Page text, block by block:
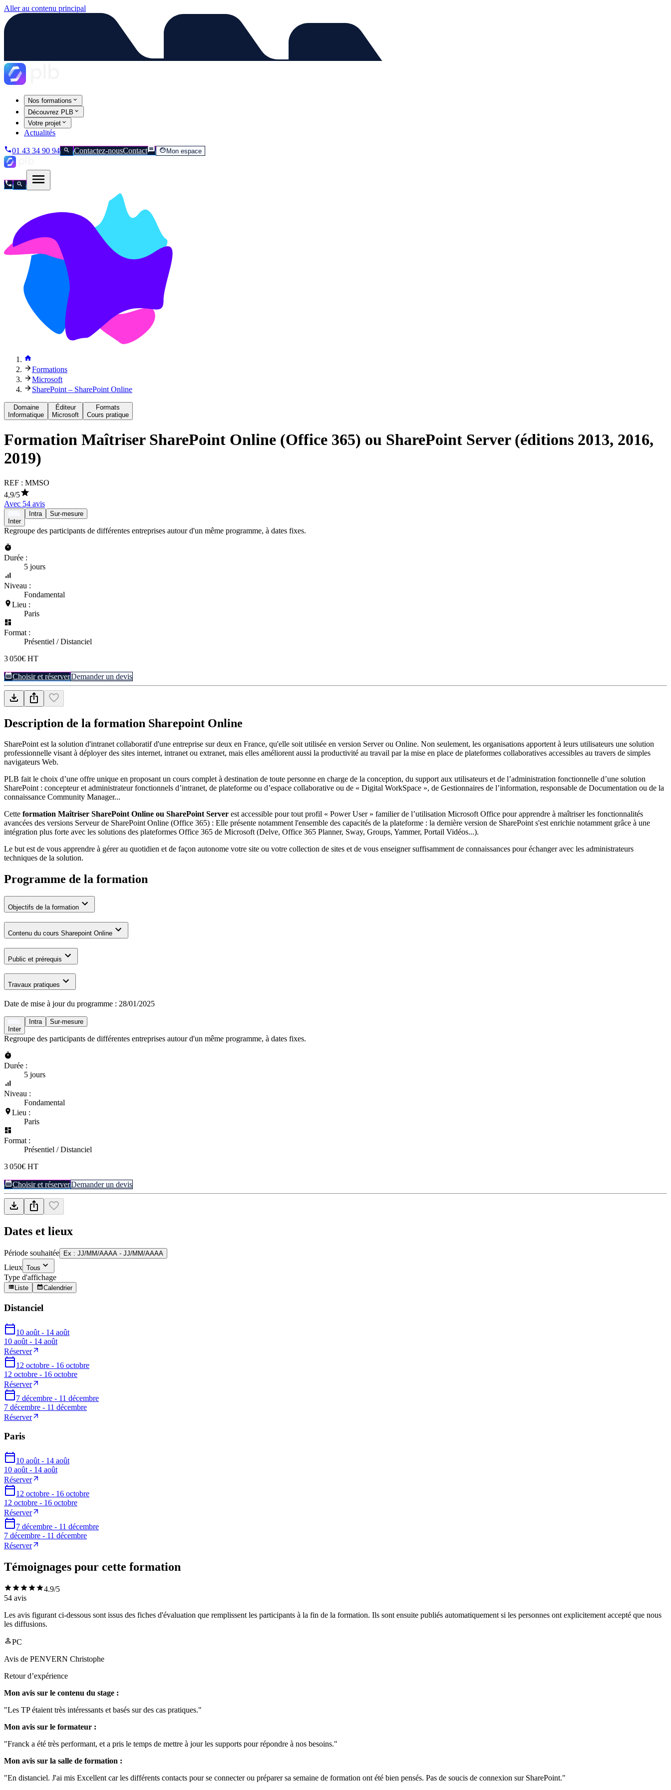
Aller au contenu principal
Nos formations
Découvrez PLB
Votre projet
Actualités
01 43 34 90 94 Contactez-nousContact Mon espace
Formations
Microsoft
SharePoint – SharePoint Online
Domaine
Informatique
Éditeur
Microsoft
Formats
Cours pratique
Formation Maîtriser SharePoint Online (Office 365) ou SharePoint Server (éditions 2013, 2016,
2019)
REF : MMSO
4,9/5
Avec 54 avis
Inter
Intra Sur-mesure
Regroupe des participants de différentes entreprises autour d'un même programme, à dates fixes.
Durée :
5 jours
Niveau :
Fondamental
Lieu :
Paris
Format :
Présentiel / Distanciel
3 050€ HT
Choisir et réserverDemander un devis
Description de la formation Sharepoint Online
SharePoint est la solution d'intranet collaboratif d'une entreprise sur deux en France, qu'elle soit utilisée en version Server ou Online. Non seulement, les organisations apportent à leurs utilisateurs une solution
professionnelle visant à déployer des sites internet, intranet ou extranet, mais elles améliorent aussi la productivité au travail par la mise en place de plateformes collaboratives accessibles au travers de simples
navigateurs Web.
PLB fait le choix d’une offre unique en proposant un cours complet à destination de toute personne en charge de la conception, du support aux utilisateurs et de l’administration fonctionnelle d’une solution
SharePoint : concepteur et administrateur fonctionnels d’intranet, de plateforme ou d’espace collaborative ou de « Digital WorkSpace », de Gestionnaires de l’information, responsable de Documentation ou de la
connaissance Community Manager...
Cette formation Maîtriser SharePoint Online ou SharePoint Server est accessible pour tout profil « Power User » familier de l’utilisation Microsoft Office pour apprendre à maîtriser les fonctionnalités
avancées des versions Serveur de SharePoint Online (Office 365) : Elle présente notamment l'ensemble des capacités de la plateforme : la dernière version de SharePoint s'est enrichie notamment grâce à une
intégration plus forte avec les solutions des plateformes Office 365 de Microsoft (Delve, Office 365 Planner, Sway, Groups, Yammer, Portail Vidéos...).
Le but est de vous apprendre à gérer au quotidien et de façon autonome votre site ou votre collection de sites et de vous enseigner suffisamment de connaissances pour échanger avec les administrateurs
techniques de la solution.
Programme de la formation
Objectifs de la formation
Contenu du cours Sharepoint Online
Public et prérequis
Travaux pratiques
Date de mise à jour du programme : 28/01/2025
Inter
Intra Sur-mesure
Regroupe des participants de différentes entreprises autour d'un même programme, à dates fixes.
Durée :
5 jours
Niveau :
Fondamental
Lieu :
Paris
Format :
Présentiel / Distanciel
3 050€ HT
Choisir et réserverDemander un devis
Dates et lieux
Période souhaitée Ex : JJ/MM/AAAA - JJ/MM/AAAA
Lieux Tous
Type d'affichage
Liste Calendrier
Distanciel
10 août - 14 août
10 août - 14 août
Réserver
12 octobre - 16 octobre
12 octobre - 16 octobre
Réserver
7 décembre - 11 décembre
7 décembre - 11 décembre
Réserver
Paris
10 août - 14 août
10 août - 14 août
Réserver
12 octobre - 16 octobre
12 octobre - 16 octobre
Réserver
7 décembre - 11 décembre
7 décembre - 11 décembre
Réserver
Témoignages pour cette formation
4.9/5
54 avis
Les avis figurant ci-dessous sont issus des fiches d'évaluation que remplissent les participants à la fin de la formation. Ils sont ensuite publiés automatiquement si les personnes ont explicitement accepté que nous
les diffusions.
PC
Avis de PENVERN Christophe
Retour d’expérience
Mon avis sur le contenu du stage :
"Les TP étaient très intéressants et basés sur des cas pratiques."
Mon avis sur le formateur :
"Franck a été très performant, et a pris le temps de mettre à jour les supports pour répondre à nos besoins."
Mon avis sur la salle de formation :
"En distanciel. J'ai mis Excellent car les différents contacts pour se connecter ou préparer sa semaine de formation ont été bien pensés. Pas de soucis de connexion sur SharePoint."